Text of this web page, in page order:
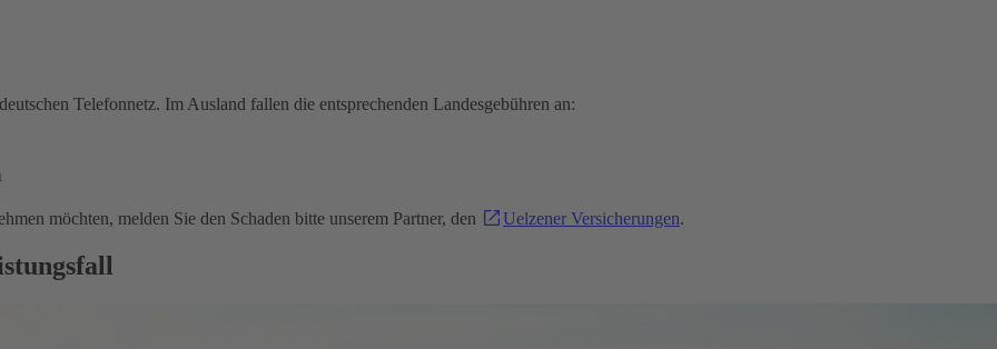
Telefonnetz. Im Ausland fallen die entsprechenden Landesgebühren an:
möchten, melden Sie den Schaden bitte unserem Partner, den Uelzener Versicherungen.